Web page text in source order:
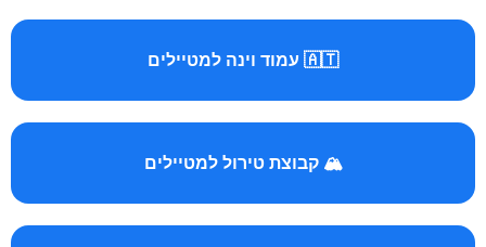
🇦🇹 עמוד וינה למטיילים
🏔️ קבוצת טירול למטיילים